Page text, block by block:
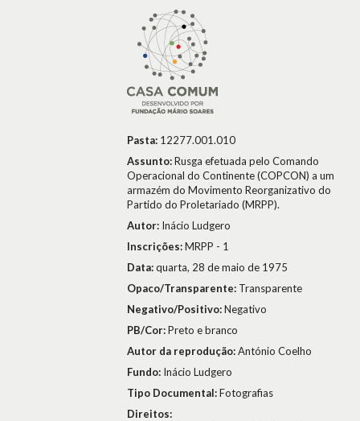
Pasta: 12277.001.010
Assunto:Rusga efetuada pelo Comando
Operacional do Continente (COPCON) a um
armazém do Movimento Reorganizativo do
Partido do Proletariado (MRPP).
Autor: Inácio Ludgero
Inscrições:MRPP - 1
Data:quarta, 28 de maio de 1975
Opaco/Transparente: Transparente
Negativo/Positivo:Negativo
PB/Cor:Preto e branco
Autor da reprodução:António Coelho
Fundo: Inácio Ludgero
Tipo Documental:Fotografias
Direitos: